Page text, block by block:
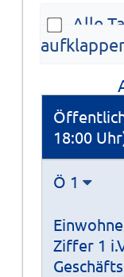
Alle
18:00
Ö 1
Ziffer 1